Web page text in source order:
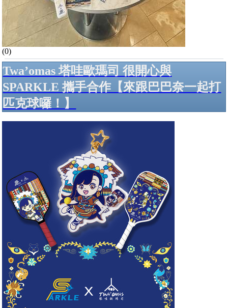
(0)
Twa’omas 塔哇歐瑪司 很開心與
SPARKLE 攜手合作【來跟巴巴奈一起打
匹克球囉！】